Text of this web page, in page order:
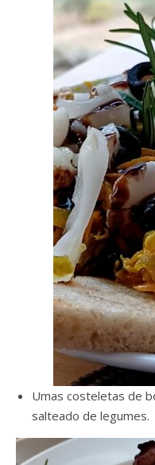
Umas costeletas de
salteado de legumes.